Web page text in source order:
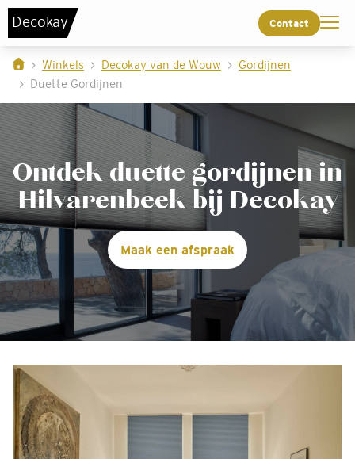
Decokay Contact
Winkels Decokay van de Wouw
Gordijnen
Duette Gordijnen
Ontdek duette gordijnen in
Hilvarenbeek bij Decokay
Maak een afspraak